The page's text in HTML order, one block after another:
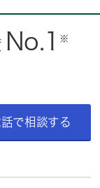
No.1 ※
で相談する